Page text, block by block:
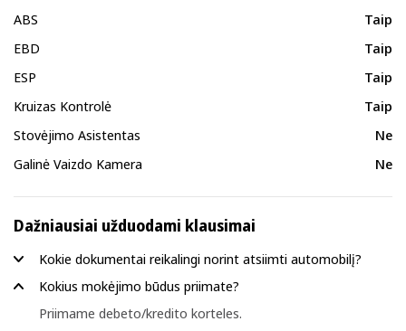
ABS
Taip
EBD
Taip
ESP
Taip
Kruizas Kontrolė
Taip
Stovėjimo Asistentas
Ne
Galinė Vaizdo Kamera
Ne
Dažniausiai užduodami klausimai
Kokie dokumentai reikalingi norint atsiimti automobilį?
Kokius mokėjimo būdus priimate?
Priimame debeto/kredito korteles.